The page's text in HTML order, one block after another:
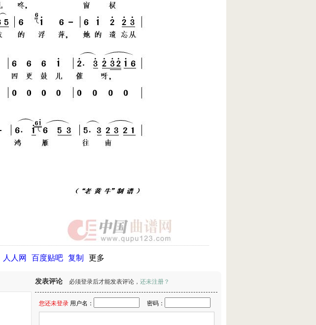
人人网 百度贴吧 复制 更多
发表评论 必须登录后才能发表评论， 还未注册？
您还未登录 用户名： 密码：